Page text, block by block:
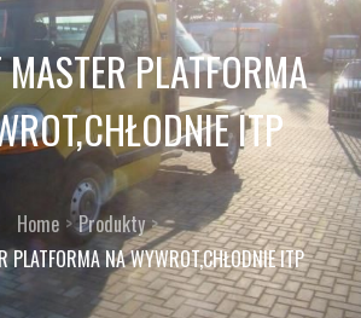
PLATFORMA
ITP
Home
Produkty
PLATFORMA NA WYWROT,CHŁODNIE ITP